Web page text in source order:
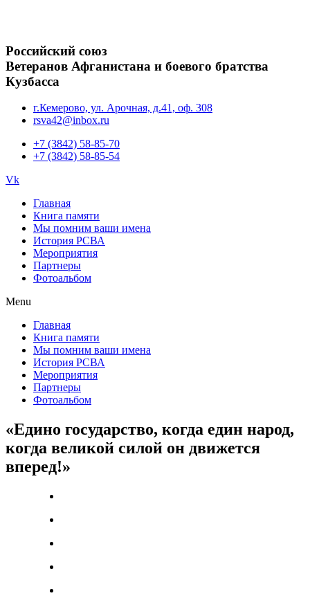
Российский союз
Ветеранов Афганистана и боевого братства
Кузбасса
г.Кемерово, ул. Арочная, д.41, оф. 308
rsva42@inbox.ru
+7 (3842) 58-85-70
+7 (3842) 58-85-54
Vk
Главная
Книга памяти
Мы помним ваши имена
История РСВА
Мероприятия
Партнеры
Фотоальбом
Menu
Главная
Книга памяти
Мы помним ваши имена
История РСВА
Мероприятия
Партнеры
Фотоальбом
«Едино государство, когда един народ,
когда великой силой он движется
вперед!»